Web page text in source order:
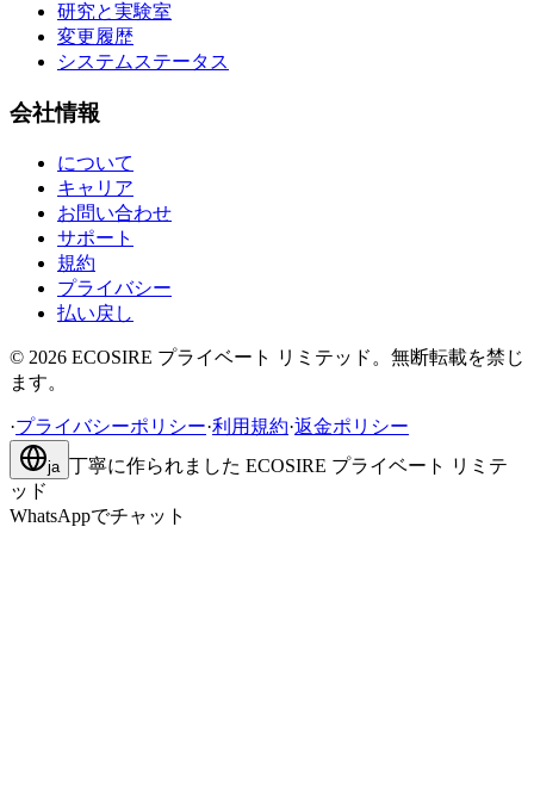
研究と実験室
変更履歴
システムステータス
会社情報
について
キャリア
お問い合わせ
サポート
規約
プライバシー
払い戻し
© 2026 ECOSIRE プライベート リミテッド。無断転載を禁じ
ます。
·プライバシーポリシー·利用規約·返金ポリシー
ja 丁寧に作られました ECOSIRE プライベート リミテ
ッド
WhatsAppでチャット